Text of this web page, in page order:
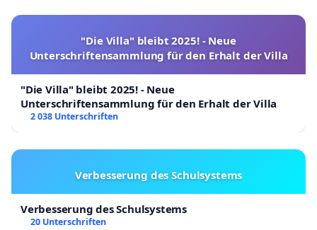
"Die Villa" bleibt 2025! - Neue
Unterschriftensammlung für den Erhalt der Villa
"Die Villa" bleibt 2025! - Neue
Unterschriftensammlung für den Erhalt der Villa
2 038 Unterschriften
Verbesserung des Schulsystems
Verbesserung des Schulsystems
20 Unterschriften